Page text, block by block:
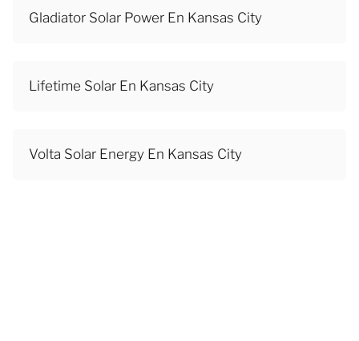
Gladiator Solar Power En Kansas City
Lifetime Solar En Kansas City
Volta Solar Energy En Kansas City